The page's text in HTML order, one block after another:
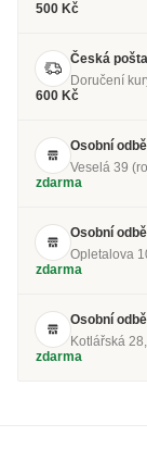
500 Kč
Česká
Doručení
600 Kč
Osobní
Veselá 39
zdarma
Osobní
Opletalova
zdarma
Osobní
Kotlářská
zdarma